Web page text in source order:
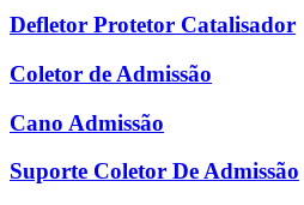
Defletor Protetor Catalisador
Coletor de Admissão
Cano Admissão
Suporte Coletor De Admissão